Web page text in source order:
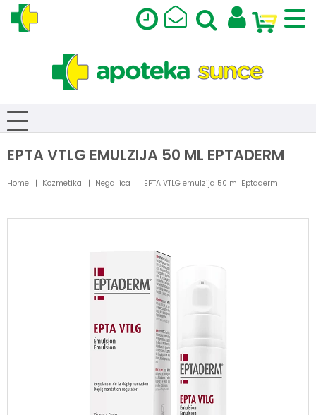
EPTA VTLG EMULZIJA 50 ML EPTADERM
Home Kozmetika Nega lica EPTA VTLG emulzija 50 ml Eptaderm